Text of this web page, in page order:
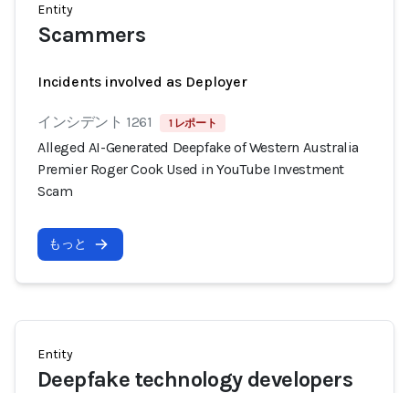
Entity
Scammers
Incidents involved as Deployer
インシデント 1261 1 レポート
Alleged AI-Generated Deepfake of Western Australia
Premier Roger Cook Used in YouTube Investment
Scam
もっと
Entity
Deepfake technology developers